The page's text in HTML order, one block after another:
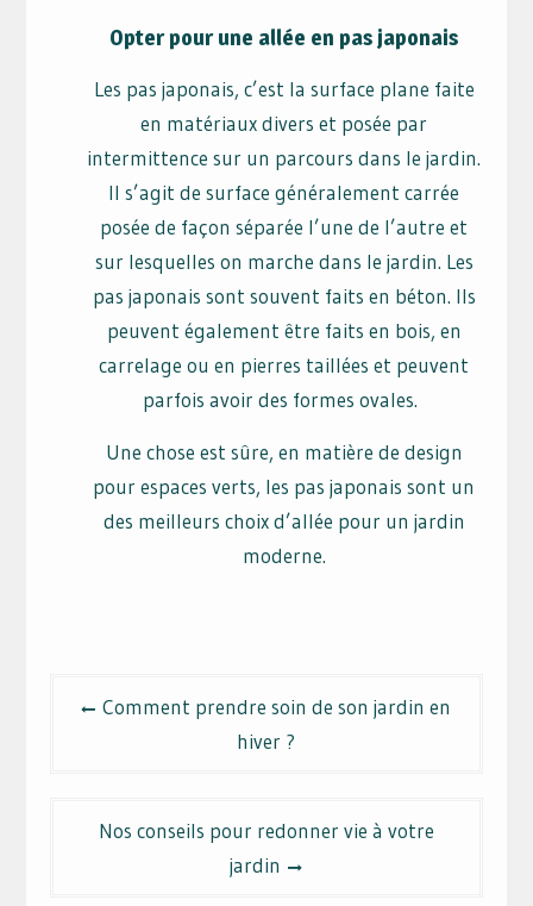
Opter pour une allée en pas japonais
Les pas japonais, c’est la surface plane faite
en matériaux divers et posée par
intermittence sur un parcours dans le jardin.
Il s’agit de surface généralement carrée
posée de façon séparée l’une de l’autre et
sur lesquelles on marche dans le jardin. Les
pas japonais sont souvent faits en béton. Ils
peuvent également être faits en bois, en
carrelage ou en pierres taillées et peuvent
parfois avoir des formes ovales.
Une chose est sûre, en matière de design
pour espaces verts, les pas japonais sont un
des meilleurs choix d’allée pour un jardin
moderne.
Comment prendre soin de son jardin en
hiver ?
Nos conseils pour redonner vie à votre
jardin